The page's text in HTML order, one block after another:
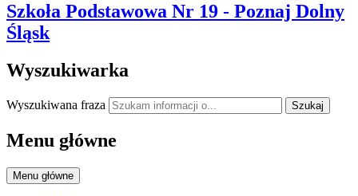
Szkoła Podstawowa Nr 19 - Poznaj Dolny
Śląsk
Wyszukiwarka
Wyszukiwana fraza Szukaj
Menu główne
Menu główne